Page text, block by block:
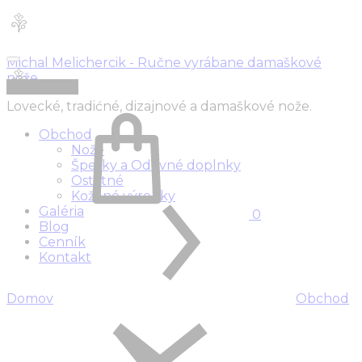
Michal Melichercik - Ručne vyrábane damaškové
nože
Lovecké, tradićné, dizajnové a damaškové nože.
Obchod
Nože
Šperky a Odevné doplnky
Ostatné
Kožené výrobky
Galéria
Blog
Cenník
Kontakt
Košík
0
Domov Obchod